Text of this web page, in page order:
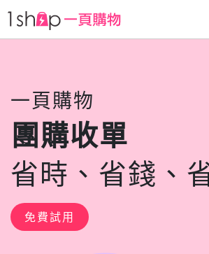
一頁購物
團購收單
省時、省錢、
免費試用